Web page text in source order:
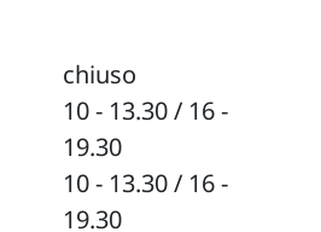
chiuso
10 - 13.30 / 16 -
19.30
10 - 13.30 / 16 -
19.30